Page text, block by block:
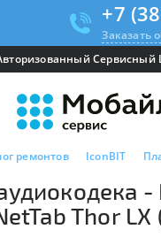
+7
Заказать
Сервисный
ремонтов IconBIT
Thor LX